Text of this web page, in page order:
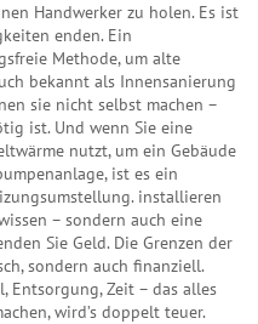
Handwerker zu holen. Es ist
enden. Ein
Methode, um alte
bekannt als Innensanierung
sie nicht selbst machen –
ist. Und wenn Sie eine
nutzt, um ein Gebäude
, ist es ein
installieren
– sondern auch eine
Sie Geld. Die Grenzen der
sondern auch finanziell.
Entsorgung, Zeit – das alles
wird’s doppelt teuer.